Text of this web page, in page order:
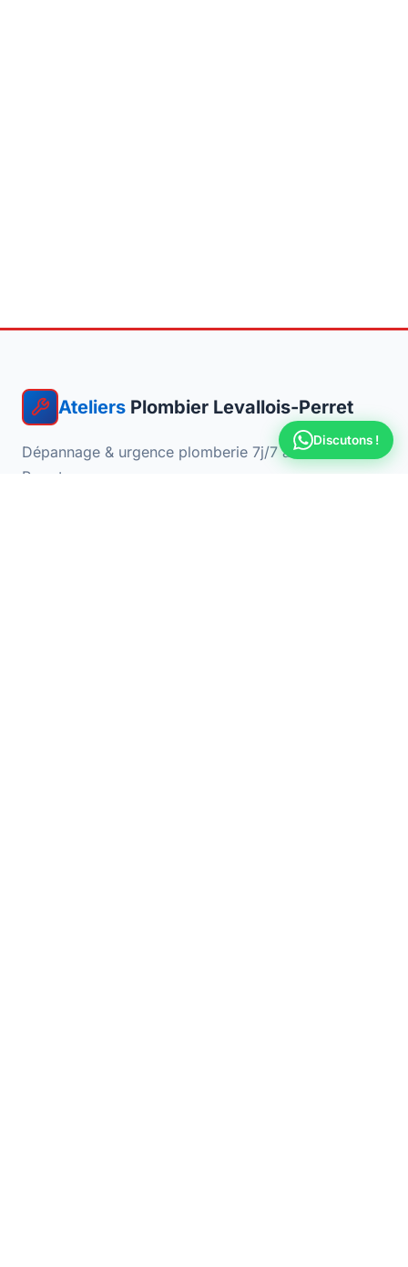
Ateliers Plombier Levallois-Perret
Dépannage & urgence plomberie 7j/7 à Levallois-
Perret
Discutons !